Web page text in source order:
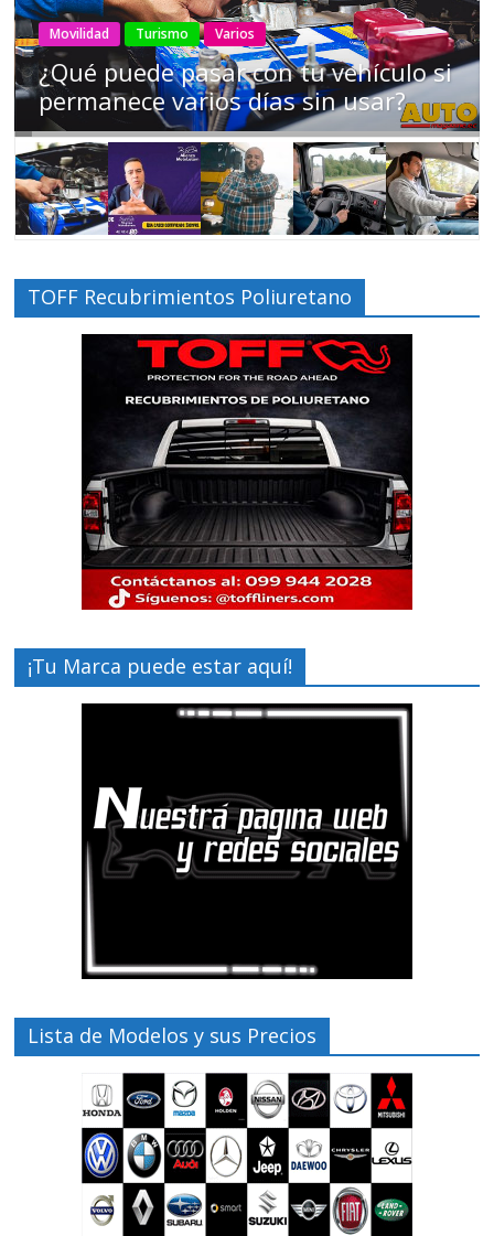
AEADE Industria Motociclismo Motos Movilidad
Campaña busca cambiar destino de
los motociclistas en la región
TOFF Recubrimientos Poliuretano
¡Tu Marca puede estar aquí!
Lista de Modelos y sus Precios